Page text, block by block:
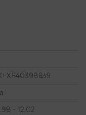
- 12.02